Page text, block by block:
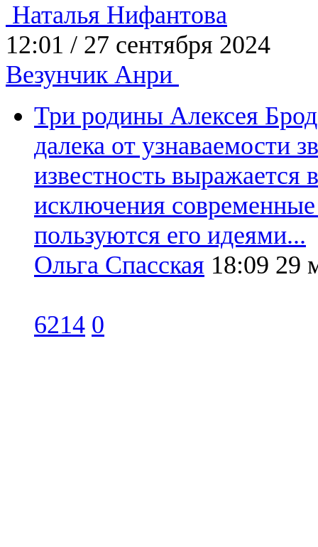
Наталья Нифантова
12:01 / 27 сентября 2024
Везунчик Анри
Три родины Алексея
далека от узнаваемости
известность выражается
исключения
пользуются его идеями...
Ольга Спасская 18:09 29
6214 0